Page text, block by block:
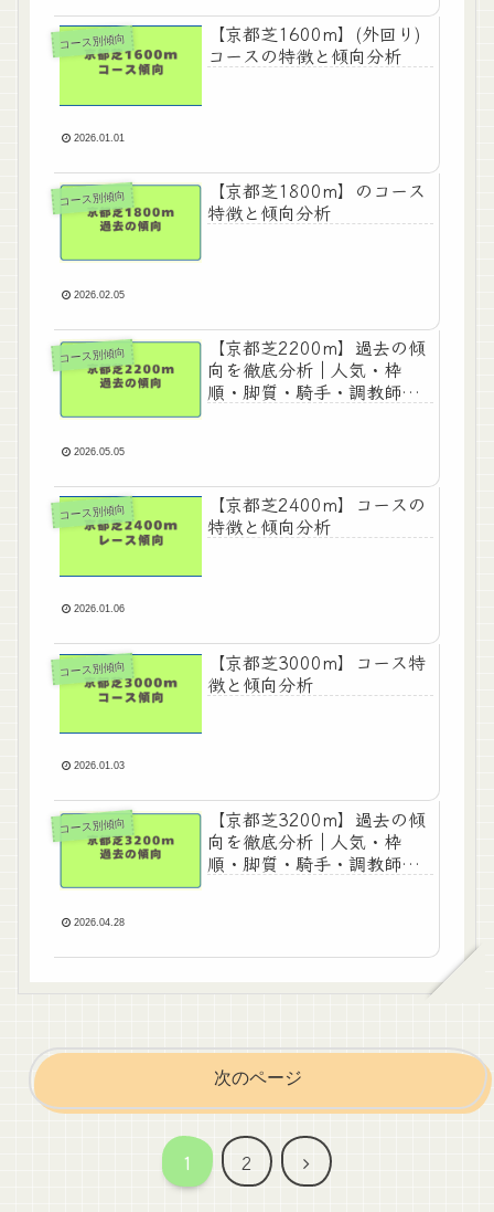
コース別傾向
【京都芝1600m】(外回り)
コースの特徴と傾向分析
2026.01.01
コース別傾向
【京都芝1800m】のコース
特徴と傾向分析
2026.02.05
コース別傾向
【京都芝2200m】過去の傾
向を徹底分析｜人気・枠
順・脚質・騎手・調教師・
2026.05.05
コース別傾向
【京都芝2400m】コースの
特徴と傾向分析
2026.01.06
コース別傾向
【京都芝3000m】コース特
徴と傾向分析
2026.01.03
コース別傾向
【京都芝3200m】過去の傾
向を徹底分析｜人気・枠
順・脚質・騎手・調教師・
2026.04.28
次のページ
1 2
次